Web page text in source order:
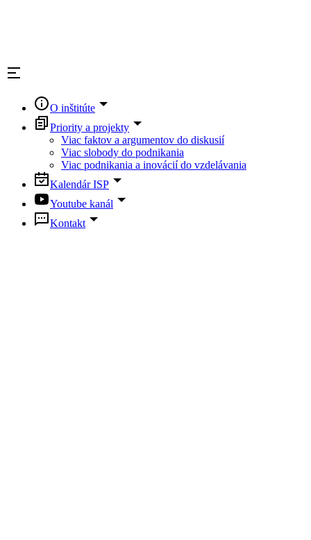
O inštitúte
Priority a projekty
Viac faktov a argumentov do diskusií
Viac slobody do podnikania
Viac podnikania a inovácií do vzdelávania
Kalendár ISP
Youtube kanál
Kontakt